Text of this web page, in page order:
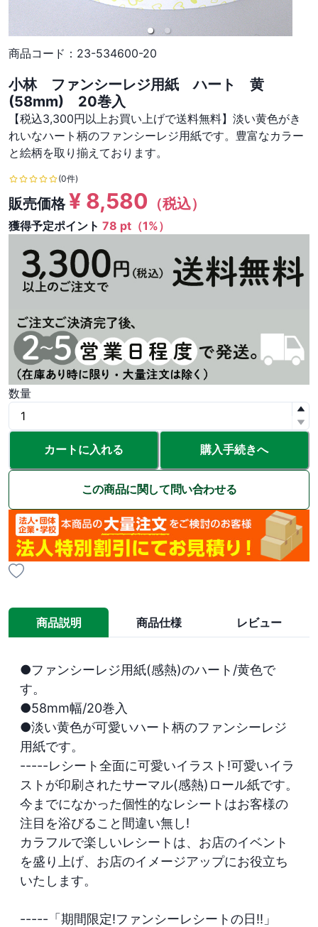
商品コード： 23-534600-20
小林 ファンシーレジ用紙 ハート 黄
(58mm) 20巻入
【税込3,300円以上お買い上げで送料無料】淡い黄色がき
れいなハート柄のファンシーレジ用紙です。豊富なカラー
と絵柄を取り揃えております。
(0件)
販売価格¥ 8,580 （税込）
獲得予定ポイント 78 pt（1%）
数量
カートに入れる 購入手続きへ
この商品に関して問い合わせる
商品説明 商品仕様 レビュー
●ファンシーレジ用紙(感熱)のハート/黄色で
す。
●58mm幅/20巻入
●淡い黄色が可愛いハート柄のファンシーレジ
用紙です。
-----レシート全面に可愛いイラスト!可愛いイラ
ストが印刷されたサーマル(感熱)ロール紙です。
今までになかった個性的なレシートはお客様の
注目を浴びること間違い無し!
カラフルで楽しいレシートは、お店のイベント
を盛り上げ、お店のイメージアップにお役立ち
いたします。
-----「期間限定!ファンシーレシートの日!!」